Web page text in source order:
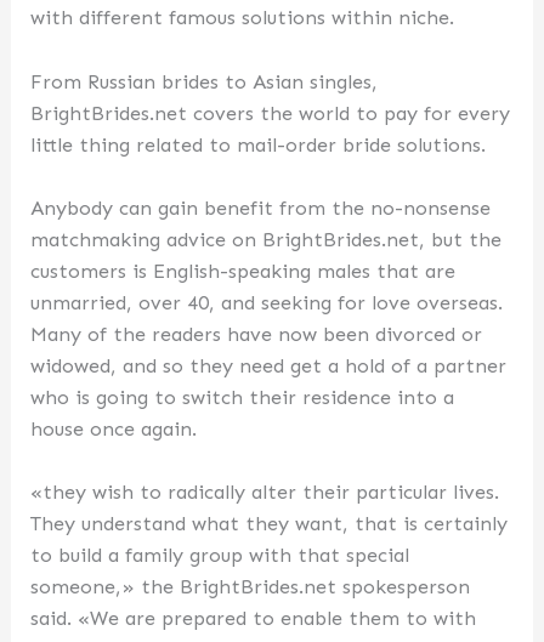
with different famous solutions within niche.
From Russian brides to Asian singles,
BrightBrides.net covers the world to pay for every
little thing related to mail-order bride solutions.
Anybody can gain benefit from the no-nonsense
matchmaking advice on BrightBrides.net, but the
customers is English-speaking males that are
unmarried, over 40, and seeking for love overseas.
Many of the readers have now been divorced or
widowed, and so they need get a hold of a partner
who is going to switch their residence into a
house once again.
«they wish to radically alter their particular lives.
They understand what they want, that is certainly
to build a family group with that special
someone,» the BrightBrides.net spokesperson
said. «We are prepared to enable them to with